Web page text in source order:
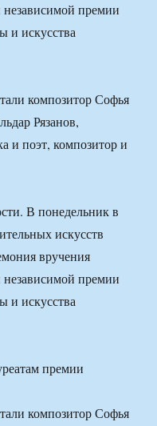
независимой премии
и искусства
композитор Софья
Рязанов,
и поэт, композитор и
В понедельник в
искусств
вручения
независимой премии
и искусства
композитор Софья